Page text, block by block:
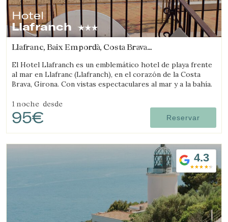
Hotel
Llafranch
Llafranc, Baix Empordà, Costa Brava
El Hotel Llafranch es un emblemático hotel de playa frente
al mar en Llafranc (Llafranch), en el corazón de la Costa
Brava, Girona. Con vistas espectaculares al mar y a la bahía.
1 noche desde
95€ Reservar
4.3